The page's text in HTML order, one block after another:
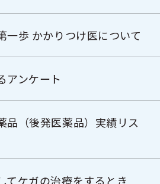
一歩 かかりつけ医について
アンケート
品（後発医薬品）実績リス
てケガの治療をするとき